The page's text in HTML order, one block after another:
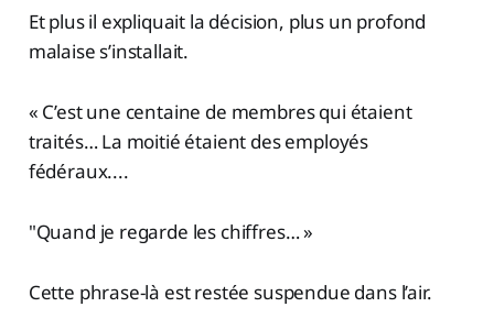
Et plus il expliquait la décision, plus un profond
malaise s’installait.
« C’est une centaine de membres qui étaient
traités… La moitié étaient des employés
fédéraux....
"Quand je regarde les chiffres… »
Cette phrase-là est restée suspendue dans l’air.